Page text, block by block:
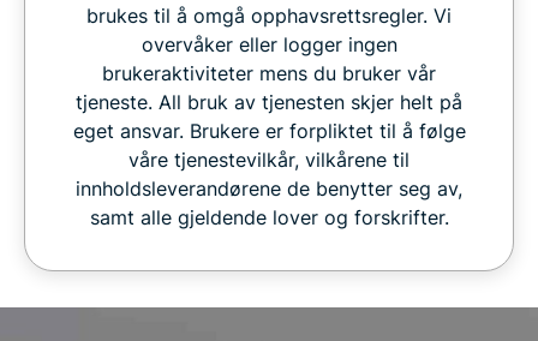
brukes til å omgå opphavsrettsregler. Vi
overvåker eller logger ingen
brukeraktiviteter mens du bruker vår
tjeneste. All bruk av tjenesten skjer helt på
eget ansvar. Brukere er forpliktet til å følge
våre tjenestevilkår, vilkårene til
innholdsleverandørene de benytter seg av,
samt alle gjeldende lover og forskrifter.